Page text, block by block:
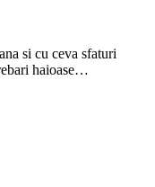
si cu ceva sfaturi
haioase…